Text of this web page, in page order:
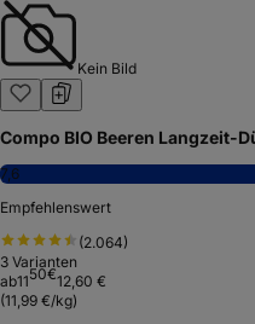
Kein Bild
Compo BIO Beeren Langzeit-
7,6
Empfehlenswert
(2.064)
3 Varianten
ab1150€12,60 €
(11,99 €/kg)